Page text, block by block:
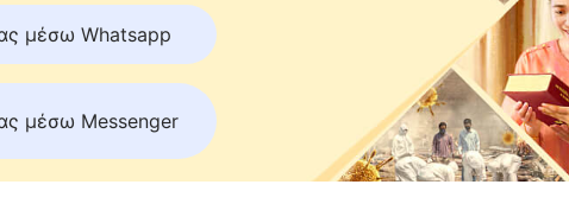
μέσω Whatsapp
μέσω Messenger